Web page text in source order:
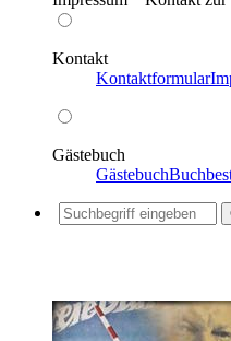
Kontakt
Kontaktformular
Gästebuch
Gästebuch